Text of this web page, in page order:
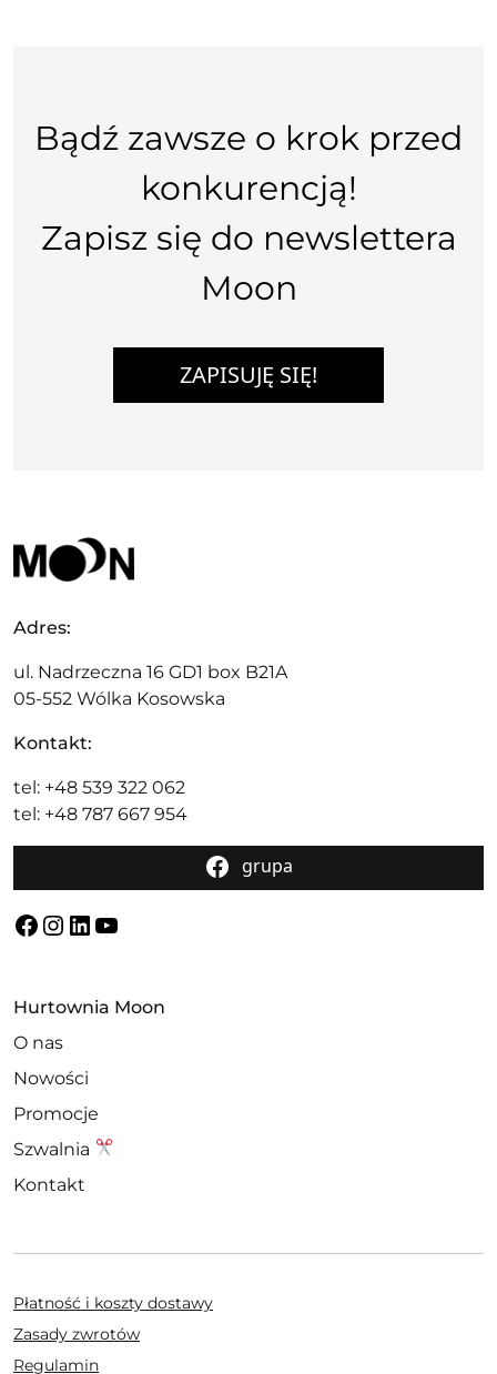
Bądź zawsze o krok przed
konkurencją!
Zapisz się do newslettera
Moon
ZAPISUJĘ SIĘ!
Adres:
ul. Nadrzeczna 16 GD1 box B21A
05-552 Wólka Kosowska
Kontakt:
tel: +48 539 322 062
tel: +48 787 667 954
grupa
Facebook
Instagram
LinkedIn
YouTube
Hurtownia Moon
O nas
Nowości
Promocje
Szwalnia
Kontakt
Płatność i koszty dostawy
Zasady zwrotów
Regulamin